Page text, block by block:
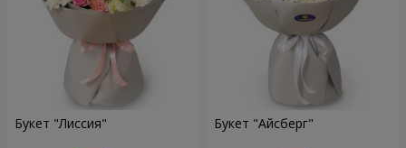
Букет "Лиссия" Букет "Айсберг"